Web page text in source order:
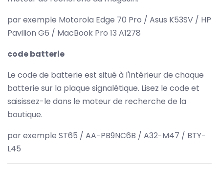
par exemple Motorola Edge 70 Pro / Asus K53SV / HP
Pavilion G6 / MacBook Pro 13 A1278
code batterie
Le code de batterie est situé à l'intérieur de chaque
batterie sur la plaque signalétique. Lisez le code et
saisissez-le dans le moteur de recherche de la
boutique.
par exemple ST65 / AA-PB9NC6B / A32-M47 / BTY-
L45